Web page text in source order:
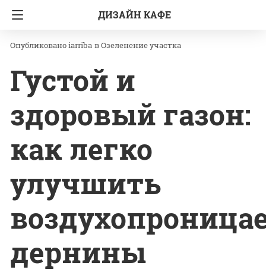
ДИЗАЙН КАФЕ
Главная Озеленение участка
iarriba вОзеленение участка
Густой и
здоровый газон:
как легко
улучшить
дернины